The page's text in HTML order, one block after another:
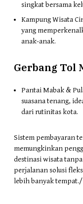
singkat bersama
Kampung Wisata
yang
anak-anak.
Gerbang Tol
Pantai Mabak &
suasana tenang,
dari rutinitas kota.
Sistem pembayaran
memungkinkan
destinasi wisata
perjalanan solusi
lebih banyak tempat./